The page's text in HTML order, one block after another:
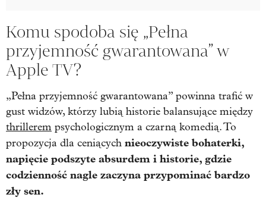
Komu spodoba się „Pełna
przyjemność gwarantowana” w
Apple TV?
„Pełna przyjemność gwarantowana” powinna trafić w
gust widzów, którzy lubią historie balansujące między
thrillerem psychologicznym a czarną komedią. To
propozycja dla ceniących nieoczywiste bohaterki,
napięcie podszyte absurdem i historie, gdzie
codzienność nagle zaczyna przypominać bardzo
zły sen.